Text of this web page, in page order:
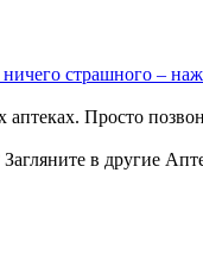
страшного –
Просто
в другие